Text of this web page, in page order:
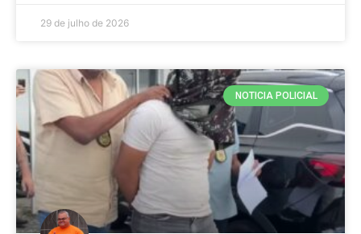
29 de julho de 2026
NOTICIA POLICIAL